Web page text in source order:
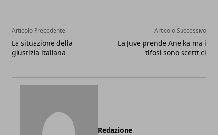
Articolo Precedente
La situazione della
giustizia italiana
Articolo Successivo
La Juve prende Anelka ma i
tifosi sono scetttici
Redazione